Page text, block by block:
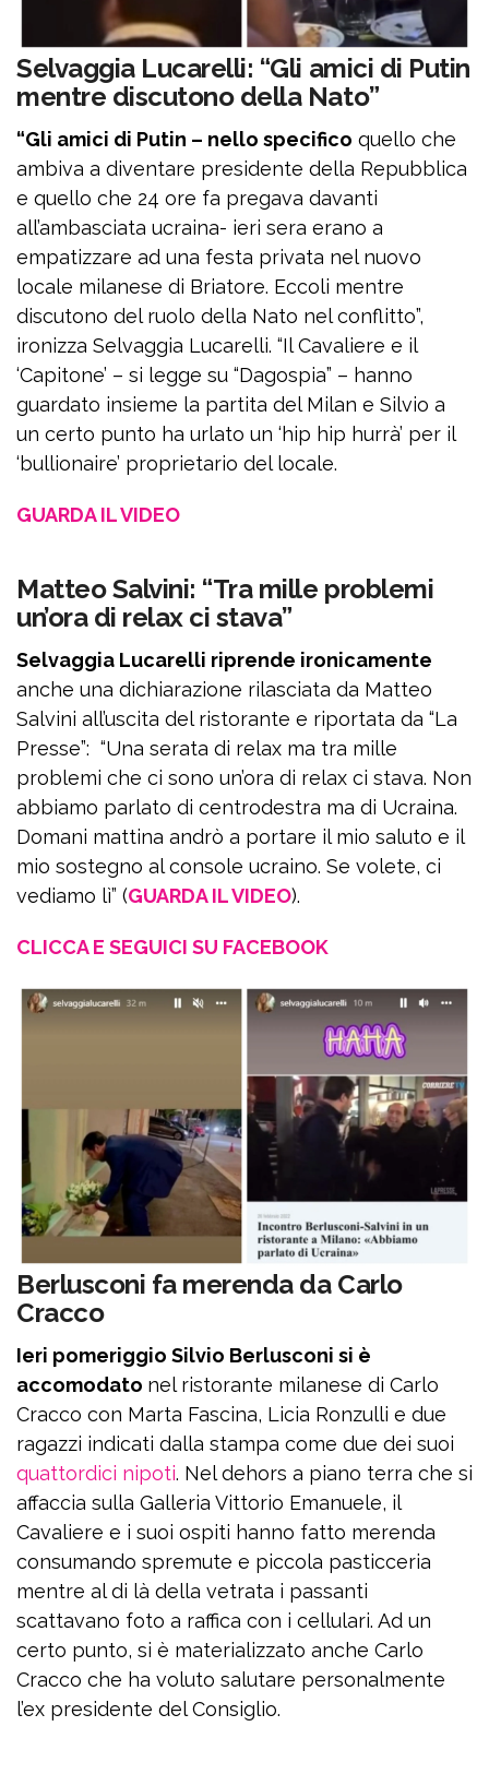
Selvaggia Lucarelli: “Gli amici di Putin
mentre discutono della Nato”
“Gli amici di Putin – nello specifico quello che
ambiva a diventare presidente della Repubblica
e quello che 24 ore fa pregava davanti
all’ambasciata ucraina- ieri sera erano a
empatizzare ad una festa privata nel nuovo
locale milanese di Briatore. Eccoli mentre
discutono del ruolo della Nato nel conflitto”,
ironizza Selvaggia Lucarelli. “Il Cavaliere e il
‘Capitone’ – si legge su “Dagospia” – hanno
guardato insieme la partita del Milan e Silvio a
un certo punto ha urlato un ‘hip hip hurrà’ per il
‘bullionaire’ proprietario del locale.
GUARDA IL VIDEO
Matteo Salvini: “Tra mille problemi
un’ora di relax ci stava”
Selvaggia Lucarelli riprende ironicamente
anche una dichiarazione rilasciata da Matteo
Salvini all’uscita del ristorante e riportata da “La
Presse”: “Una serata di relax ma tra mille
problemi che ci sono un’ora di relax ci stava. Non
abbiamo parlato di centrodestra ma di Ucraina.
Domani mattina andrò a portare il mio saluto e il
mio sostegno al console ucraino. Se volete, ci
vediamo lì” (GUARDA IL VIDEO).
CLICCA E SEGUICI SU FACEBOOK
Berlusconi fa merenda da Carlo
Cracco
Ieri pomeriggio Silvio Berlusconi si è
accomodato nel ristorante milanese di Carlo
Cracco con Marta Fascina, Licia Ronzulli e due
ragazzi indicati dalla stampa come due dei suoi
quattordici nipoti. Nel dehors a piano terra che si
affaccia sulla Galleria Vittorio Emanuele, il
Cavaliere e i suoi ospiti hanno fatto merenda
consumando spremute e piccola pasticceria
mentre al di là della vetrata i passanti
scattavano foto a raffica con i cellulari. Ad un
certo punto, si è materializzato anche Carlo
Cracco che ha voluto salutare personalmente
l’ex presidente del Consiglio.